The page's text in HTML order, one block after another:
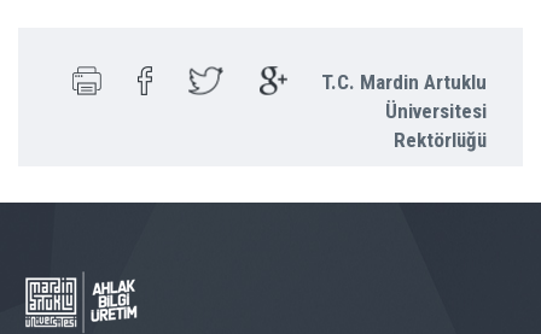
T.C. Mardin Artuklu
Üniversitesi
Rektörlüğü